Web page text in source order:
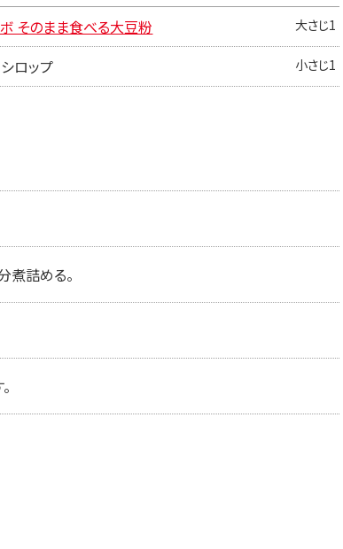
そのまま食べる大豆粉
大さじ1
ロップ 小さじ1
煮詰める。